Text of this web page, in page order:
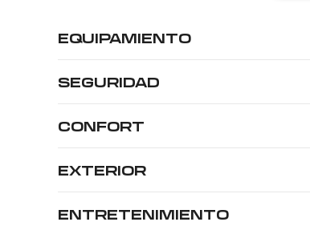
EQUIPAMIENTO
SEGURIDAD
CONFORT
EXTERIOR
ENTRETENIMIENTO